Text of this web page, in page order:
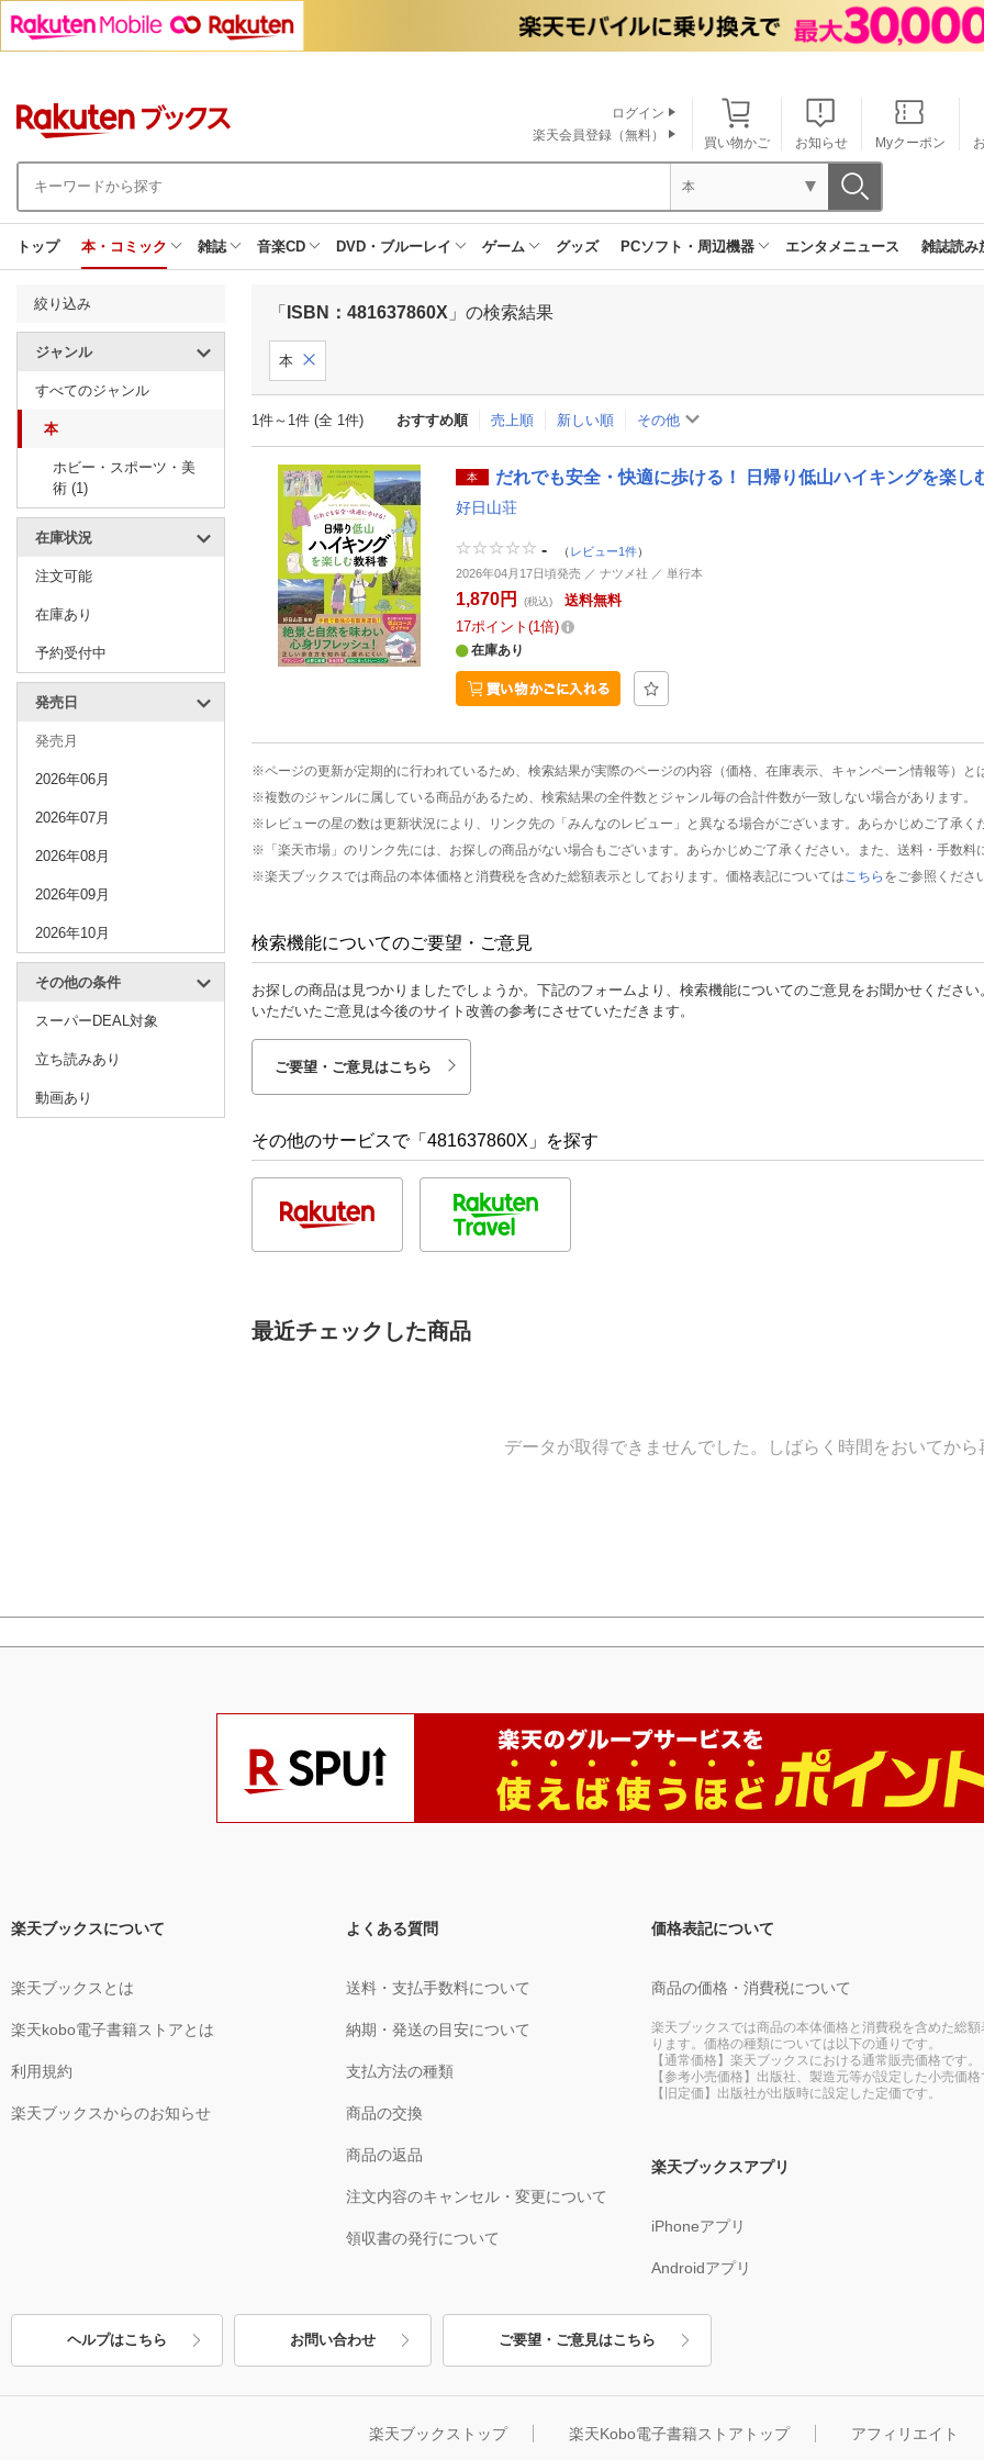
買い物かご お知らせ Myクーポン
ログイン
楽天会員登録（無料）
本
トップ 本・コミック 雑誌 音楽CD DVD・ブルーレイ ゲーム グッズ PCソフト・周辺機器 エンタメニュース 雑誌読み
絞り込み
ジャンル
すべてのジャンル
本
ホビー・スポーツ・美
術 (1)
在庫状況
注文可能
在庫あり
予約受付中
発売日
発売月
2026年06月
2026年07月
2026年08月
2026年09月
2026年10月
その他の条件
スーパーDEAL対象
立ち読みあり
動画あり
「 ISBN：481637860X 」の検索結果
本
1件～1件 (全 1件) おすすめ順 売上順 新しい順 その他
本 だれでも安全・快適に歩ける！ 日帰り低山ハイキングを楽し
好日山荘
- （ レビュー1件）
2026年04月17日頃発売 ／ ナツメ社 ／ 単行本
1,870円 (税込)
送料無料
17ポイント 1倍
在庫あり
※ページの更新が定期的に行われているため、検索結果が実際のページの内容（価格、在庫表示、キャンペーン情報等）と
※複数のジャンルに属している商品があるため、検索結果の全件数とジャンル毎の合計件数が一致しない場合があります。
※レビューの星の数は更新状況により、リンク先の「みんなのレビュー」と異なる場合がございます。あらかじめご了承く
※「楽天市場」のリンク先には、お探しの商品がない場合もございます。あらかじめご了承ください。また、送料・手数料
※楽天ブックスでは商品の本体価格と消費税を含めた総額表示としております。価格表記については こちら をご参照くださ
検索機能についてのご要望・ご意見
お探しの商品は見つかりましたでしょうか。下記のフォームより、検索機能についてのご意見をお聞かせください
いただいたご意見は今後のサイト改善の参考にさせていただきます。
ご要望・ご意見はこちら
その他のサービスで「481637860X」を探す
最近チェックした商品
データが取得できませんでした。しばらく時間をおいてから
楽天ブックスについて
楽天ブックスとは
楽天kobo電子書籍ストアとは
利用規約
楽天ブックスからのお知らせ
よくある質問
送料・支払手数料について
納期・発送の目安について
支払方法の種類
商品の交換
商品の返品
注文内容のキャンセル・変更について
領収書の発行について
価格表記について
商品の価格・消費税について
楽天ブックスでは商品の本体価格と消費税を含めた総額
ります。価格の種類については以下の通りです。
【通常価格】楽天ブックスにおける通常販売価格です。
【参考小売価格】出版社、製造元等が設定した小売価格
【旧定価】出版社が出版時に設定した定価です。
楽天ブックスアプリ
iPhoneアプリ
Androidアプリ
ヘルプはこちら お問い合わせ ご要望・ご意見はこちら
楽天ブックストップ 楽天Kobo電子書籍ストアトップ アフィリエイト